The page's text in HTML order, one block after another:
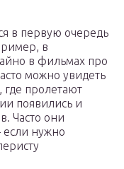
в первую очередь
в
в фильмах про
можно увидеть
пролетают
появились и
Часто они
если нужно